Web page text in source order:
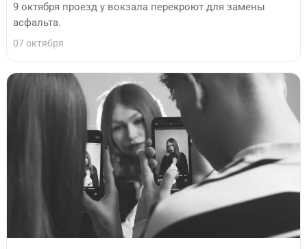
9 октября проезд у вокзала перекроют для замены
асфальта.
07 октября